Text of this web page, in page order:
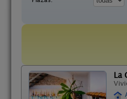
La